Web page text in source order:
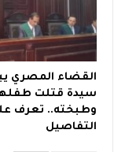
القضاء المصري
سيدة قتلت
وطبخته.. تعرف
التفاصيل